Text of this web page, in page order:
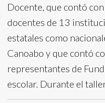
Docente, que contó
docentes de 13
estatales como
Canoabo y que contó
representantes de
escolar. Durante el